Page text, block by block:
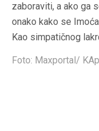
zaboraviti, a ako ga
onako kako se
Kao simpatičnog
Foto: Maxportal/